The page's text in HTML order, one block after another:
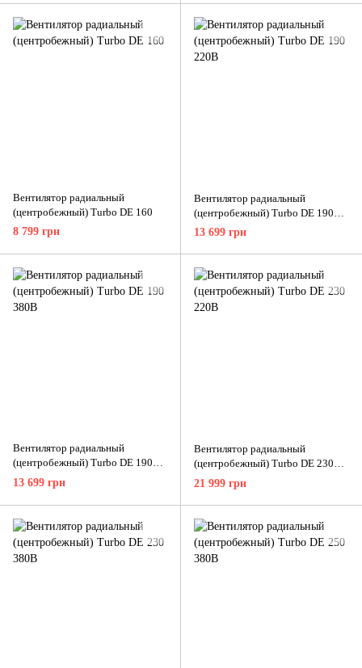
Вентилятор радиальный
(центробежный) Turbo DE 160
8 799 грн
Вентилятор радиальный
(центробежный) Turbo DE 190
220В
13 699 грн
Вентилятор радиальный
(центробежный) Turbo DE 190
380В
13 699 грн
Вентилятор радиальный
(центробежный) Turbo DE 230
220В
21 999 грн